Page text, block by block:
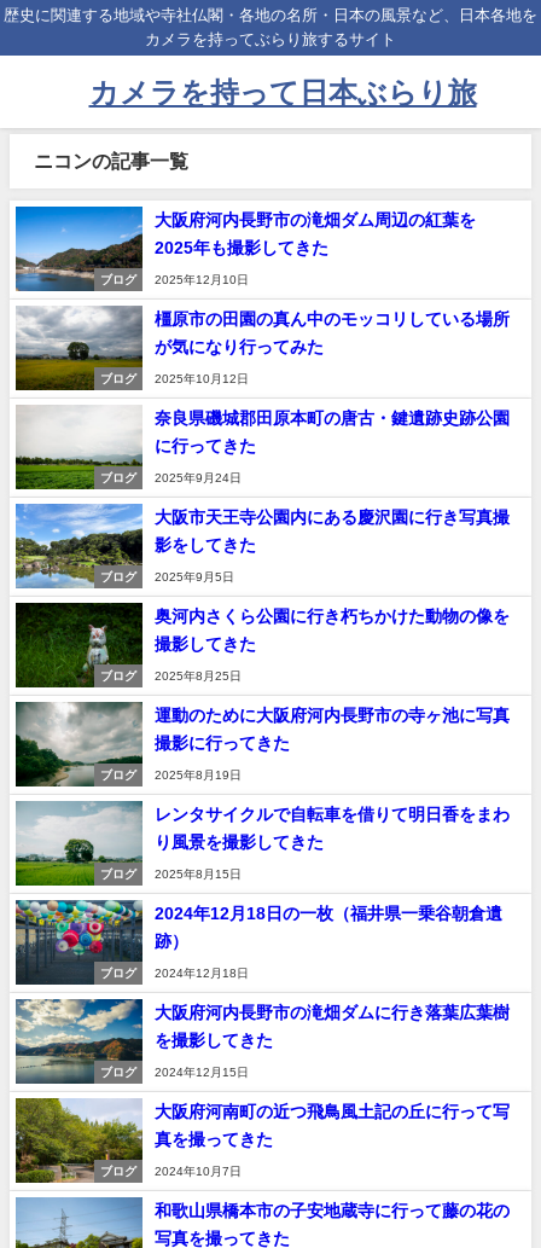
歴史に関連する地域や寺社仏閣・各地の名所・日本の風景など、日本各地を
カメラを持ってぶらり旅するサイト
カメラを持って日本ぶらり旅
ニコンの記事一覧
ブログ
大阪府河内長野市の滝畑ダム周辺の紅葉を
2025年も撮影してきた
2025年12月10日
ブログ
橿原市の田園の真ん中のモッコリしている場所
が気になり行ってみた
2025年10月12日
ブログ
奈良県磯城郡田原本町の唐古・鍵遺跡史跡公園
に行ってきた
2025年9月24日
ブログ
大阪市天王寺公園内にある慶沢園に行き写真撮
影をしてきた
2025年9月5日
ブログ
奥河内さくら公園に行き朽ちかけた動物の像を
撮影してきた
2025年8月25日
ブログ
運動のために大阪府河内長野市の寺ヶ池に写真
撮影に行ってきた
2025年8月19日
ブログ
レンタサイクルで自転車を借りて明日香をまわ
り風景を撮影してきた
2025年8月15日
ブログ
2024年12月18日の一枚（福井県一乗谷朝倉遺
跡）
2024年12月18日
ブログ
大阪府河内長野市の滝畑ダムに行き落葉広葉樹
を撮影してきた
2024年12月15日
ブログ
大阪府河南町の近つ飛鳥風土記の丘に行って写
真を撮ってきた
2024年10月7日
和歌山県橋本市の子安地蔵寺に行って藤の花の
写真を撮ってきた